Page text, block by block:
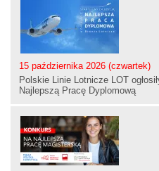
15 października 2026 (czwartek)
Polskie Linie Lotnicze LOT
Najlepszą Pracę Dyplomową